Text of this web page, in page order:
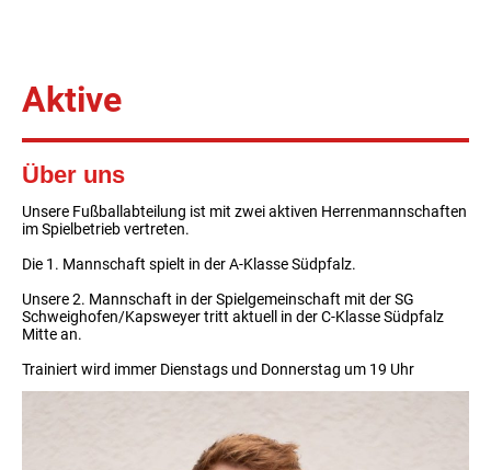
Aktive
Über uns
Unsere Fußballabteilung ist mit zwei aktiven Herrenmannschaften
im Spielbetrieb vertreten.
Die 1. Mannschaft spielt in der A-Klasse Südpfalz.
Unsere 2. Mannschaft in der Spielgemeinschaft mit der SG
Schweighofen/Kapsweyer tritt aktuell in der C-Klasse Südpfalz
Mitte an.
Trainiert wird immer Dienstags und Donnerstag um 19 Uhr